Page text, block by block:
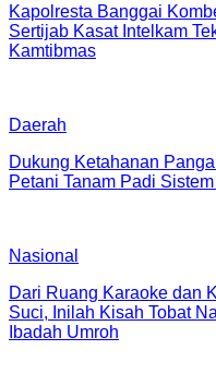
Kapolresta Banggai
Sertijab Kasat Intelkam
Kamtibmas
Daerah
Dukung Ketahanan
Petani Tanam Padi
Nasional
Dari Ruang Karaoke dan
Suci, Inilah Kisah Tobat
Ibadah Umroh